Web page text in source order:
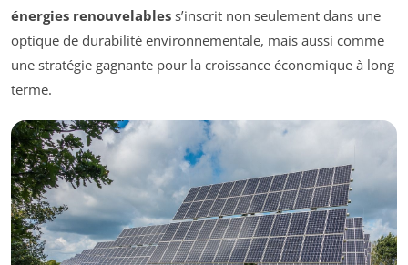
énergies renouvelables s’inscrit non seulement dans une
optique de durabilité environnementale, mais aussi comme
une stratégie gagnante pour la croissance économique à long
terme.